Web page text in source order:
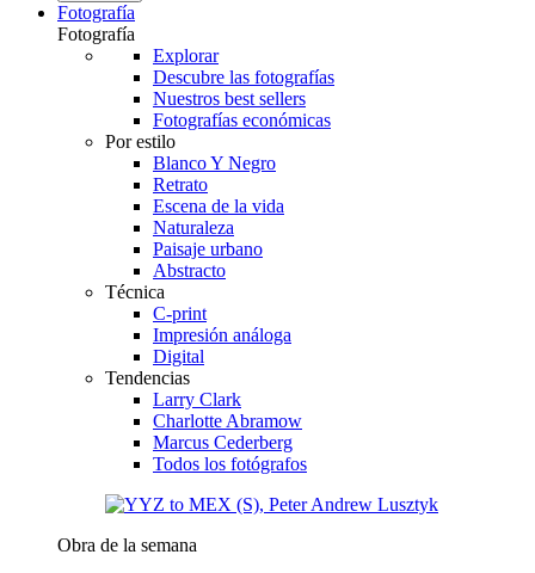
Fotografía
Fotografía
Explorar
Descubre las fotografías
Nuestros best sellers
Fotografías económicas
Por estilo
Blanco Y Negro
Retrato
Escena de la vida
Naturaleza
Paisaje urbano
Abstracto
Técnica
C-print
Impresión análoga
Digital
Tendencias
Larry Clark
Charlotte Abramow
Marcus Cederberg
Todos los fotógrafos
Obra de la semana